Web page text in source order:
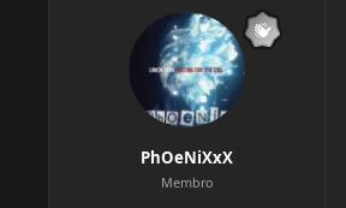
PhOeNiXxX
Membro